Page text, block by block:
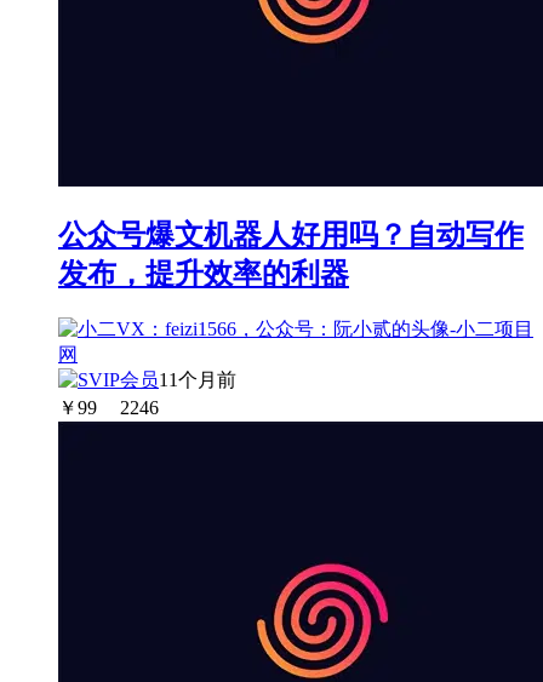
公众号爆文机器人好用吗？自动写作
发布，提升效率的利器
11个月前
￥99 2246